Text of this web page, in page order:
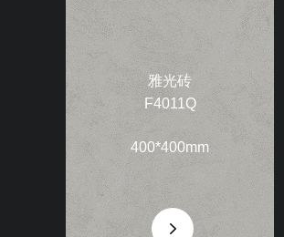
雅光砖
F4011Q
400*400mm